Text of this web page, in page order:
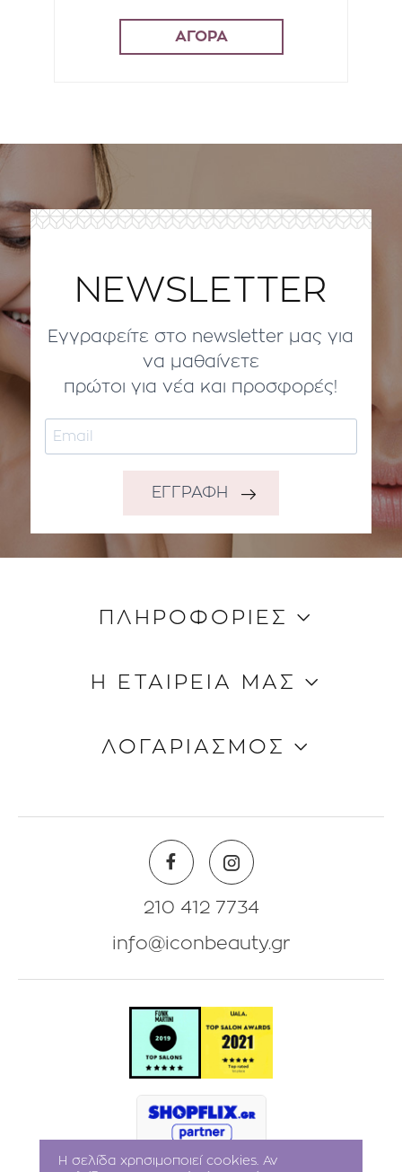
ΑΓΟΡΑ
NEWSLETTER
Εγγραφείτε στο newsletter μας για
να μαθαίνετε
πρώτοι για νέα και προσφορές!
ΕΓΓΡΑΦΗ
ΠΛΗΡΟΦΟΡΙΕΣ
Τρόποι Aποστολής
Όροι & Προϋποθέσεις
Η ΕΤΑΙΡΕΙΑ ΜΑΣ
Επικοινωνία
Beauty Corner
Θέσεις Eργασίας
ΛΟΓΑΡΙΑΣΜΟΣ
Λίστα Αγαπημένων
Πολιτική Επιστροφών
210 412 7734
info@iconbeauty.gr
Η σελίδα χρησιμοποιεί cookies. Αν